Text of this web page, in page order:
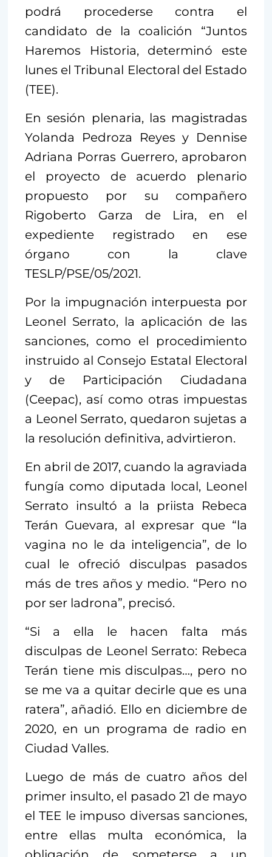
podrá procederse contra el
candidato de la coalición “Juntos
Haremos Historia, determinó este
lunes el Tribunal Electoral del Estado
(TEE).
En sesión plenaria, las magistradas
Yolanda Pedroza Reyes y Dennise
Adriana Porras Guerrero, aprobaron
el proyecto de acuerdo plenario
propuesto por su compañero
Rigoberto Garza de Lira, en el
expediente registrado en ese
órgano con la clave
TESLP/PSE/05/2021.
Por la impugnación interpuesta por
Leonel Serrato, la aplicación de las
sanciones, como el procedimiento
instruido al Consejo Estatal Electoral
y de Participación Ciudadana
(Ceepac), así como otras impuestas
a Leonel Serrato, quedaron sujetas a
la resolución definitiva, advirtieron.
En abril de 2017, cuando la agraviada
fungía como diputada local, Leonel
Serrato insultó a la priista Rebeca
Terán Guevara, al expresar que “la
vagina no le da inteligencia”, de lo
cual le ofreció disculpas pasados
más de tres años y medio. “Pero no
por ser ladrona”, precisó.
“Si a ella le hacen falta más
disculpas de Leonel Serrato: Rebeca
Terán tiene mis disculpas…, pero no
se me va a quitar decirle que es una
ratera”, añadió. Ello en diciembre de
2020, en un programa de radio en
Ciudad Valles.
Luego de más de cuatro años del
primer insulto, el pasado 21 de mayo
el TEE le impuso diversas sanciones,
entre ellas multa económica, la